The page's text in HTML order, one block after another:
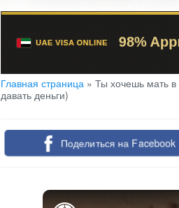
Главная страница » Ты хочешь мать в
давать деньги)
Поделиться на Facebook